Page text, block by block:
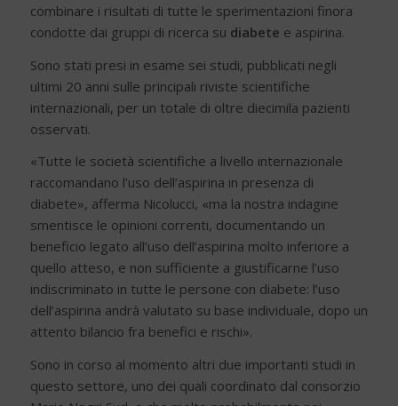
combinare i risultati di tutte le sperimentazioni finora
condotte dai gruppi di ricerca su diabete e aspirina.
Sono stati presi in esame sei studi, pubblicati negli
ultimi 20 anni sulle principali riviste scientifiche
internazionali, per un totale di oltre diecimila pazienti
osservati.
«Tutte le società scientifiche a livello internazionale
raccomandano l’uso dell’aspirina in presenza di
diabete», afferma Nicolucci, «ma la nostra indagine
smentisce le opinioni correnti, documentando un
beneficio legato all’uso dell’aspirina molto inferiore a
quello atteso, e non sufficiente a giustificarne l’uso
indiscriminato in tutte le persone con diabete: l’uso
dell’aspirina andrà valutato su base individuale, dopo un
attento bilancio fra benefici e rischi».
Sono in corso al momento altri due importanti studi in
questo settore, uno dei quali coordinato dal consorzio